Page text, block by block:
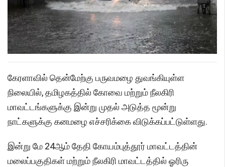
கேரளாவில் தென்மேற்கு பருவமழை துவங்கியுள்ள
நிலையில், தமிழகத்தில் கோவை மற்றும் நீலகிரி
மாவட்டங்களுக்கு இன்று முதல் அடுத்த மூன்று
நாட்களுக்கு கனமழை எச்சரிக்கை விடுக்கப்பட்டுள்ளது.
இன்று மே 24ஆம் தேதி கோயம்புத்தூர் மாவட்டத்தின்
மலைப்பகுதிகள் மற்றும் நீலகிரி மாவட்டத்தில் ஓரிரு